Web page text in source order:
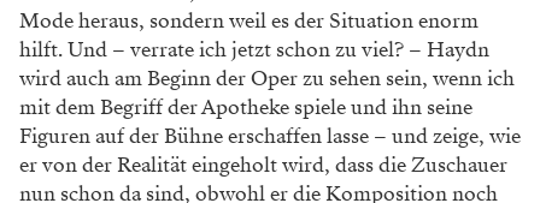
Mode heraus, sondern weil es der Situation enorm
hilft. Und – verrate ich jetzt schon zu viel? – Haydn
wird auch am Beginn der Oper zu sehen sein, wenn ich
mit dem Begriff der Apotheke spiele und ihn seine
Figuren auf der Bühne erschaffen lasse – und zeige, wie
er von der Realität eingeholt wird, dass die Zuschauer
nun schon da sind, obwohl er die Komposition noch